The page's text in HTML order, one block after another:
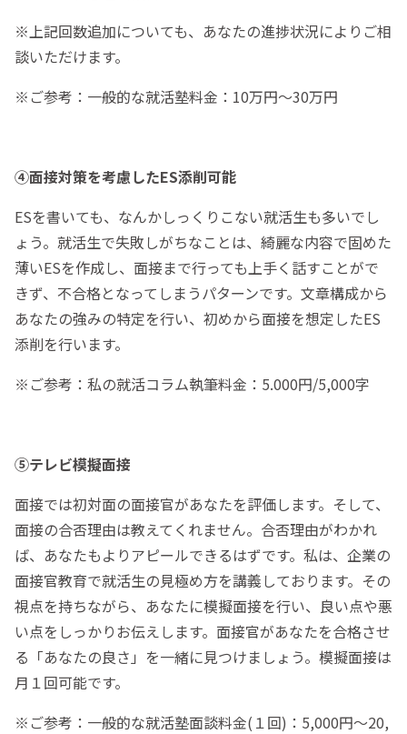
※上記回数追加についても、あなたの進捗状況によりご相
談いただけます。
※ご参考：一般的な就活塾料金：10万円〜30万円
④面接対策を考慮したES添削可能
ESを書いても、なんかしっくりこない就活生も多いでし
ょう。就活生で失敗しがちなことは、綺麗な内容で固めた
薄いESを作成し、面接まで行っても上手く話すことがで
きず、不合格となってしまうパターンです。文章構成から
あなたの強みの特定を行い、初めから面接を想定したES
添削を行います。
※ご参考：私の就活コラム執筆料金：5.000円/5,000字
⑤テレビ模擬面接
面接では初対面の面接官があなたを評価します。そして、
面接の合否理由は教えてくれません。合否理由がわかれ
ば、あなたもよりアピールできるはずです。私は、企業の
面接官教育で就活生の見極め方を講義しております。その
視点を持ちながら、あなたに模擬面接を行い、良い点や悪
い点をしっかりお伝えします。面接官があなたを合格させ
る「あなたの良さ」を一緒に見つけましょう。模擬面接は
月１回可能です。
※ご参考：一般的な就活塾面談料金(１回)：5,000円〜20,